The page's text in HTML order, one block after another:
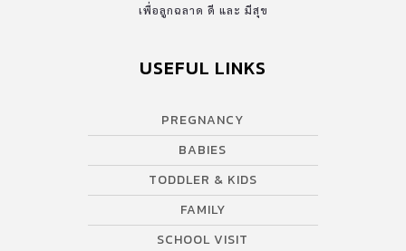
เพื่อลูกฉลาด ดี และ มีสุข
USEFUL LINKS
PREGNANCY
BABIES
TODDLER & KIDS
FAMILY
SCHOOL VISIT